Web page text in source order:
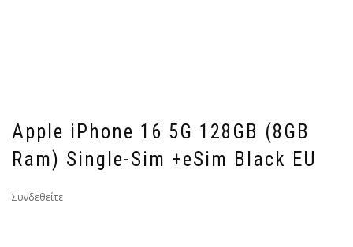
Apple iPhone 16 5G 128GB (8GB
Ram) Single-Sim +eSim Black EU
Συνδεθείτε